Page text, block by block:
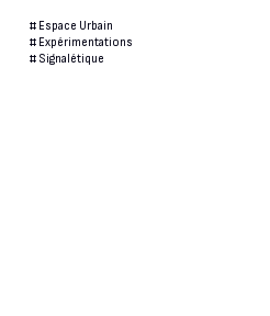
# Espace Urbain
# Expérimentations
# Signalétique